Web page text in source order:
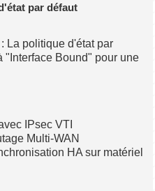
par défaut
: La politique d'état par
"Interface Bound" pour une
IPsec VTI
Multi-WAN
HA sur matériel